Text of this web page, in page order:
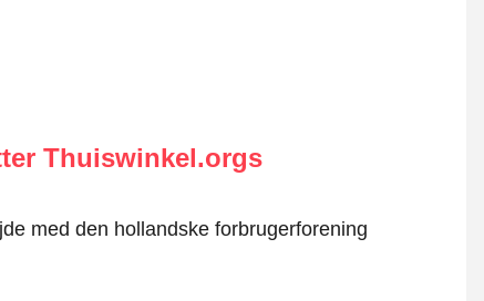
Thuiswinkel.orgs
med den hollandske forbrugerforening